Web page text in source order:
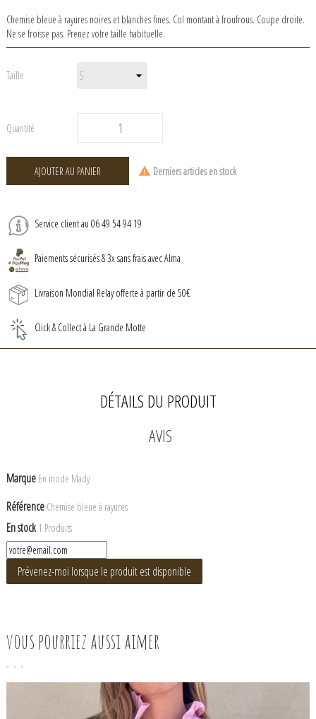
Chemise bleue à rayures noires et blanches fines. Col montant à froufrous. Coupe droite.
Ne se froisse pas. Prenez votre taille habituelle.
Taille
Quantité
AJOUTER AU PANIER Derniers articles en stock
Service client au 06 49 54 94 19
Paiements sécurisés & 3x sans frais avec Alma
Livraison Mondial Relay offerte à partir de 50€
Click & Collect à La Grande Motte
DÉTAILS DU PRODUIT
AVIS
Marque En mode Mady
Référence Chemise bleue à rayures
En stock 1 Produits
Prévenez-moi lorsque le produit est disponible
vous pourriez aussi aimer